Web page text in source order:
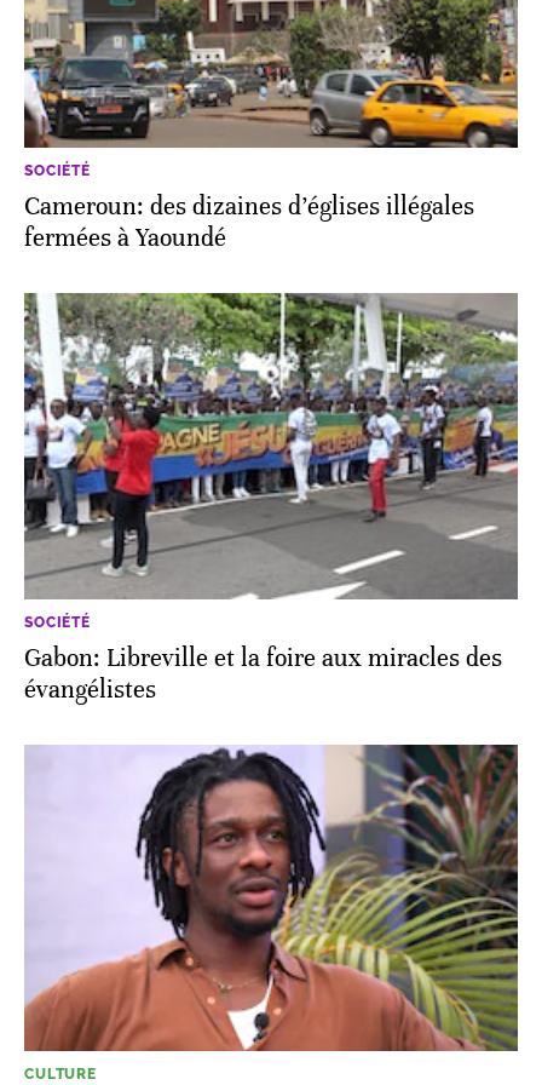
SOCIÉTÉ
Cameroun: des dizaines d’églises illégales
fermées à Yaoundé
SOCIÉTÉ
Gabon: Libreville et la foire aux miracles des
évangélistes
CULTURE